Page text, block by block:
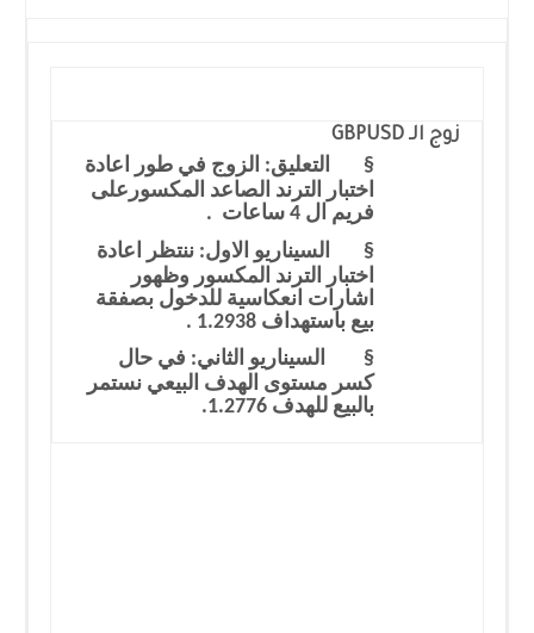
زوج الـ GBPUSD
§
التعليق: الزوج في طور اعادة
اختبار الترند الصاعد المكسورعلى
فريم ال 4 ساعات .
§
السيناريو الاول: ننتظر اعادة
اختبار الترند المكسور وظهور
اشارات انعكاسية للدخول بصفقة
بيع باستهداف 1.2938 .
§
السيناريو الثاني: في حال
كسر مستوى الهدف البيعي نستمر
بالبيع للهدف 1.2776.